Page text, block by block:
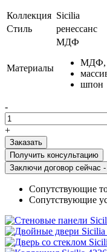
Коллекция Sicilia
Стиль
ренессанс
Материалы
МДФ
МДФ,
шпон
-
+
Получить консультацию
Заключи договор сейчас
Сопутствующие
Сопутствующие